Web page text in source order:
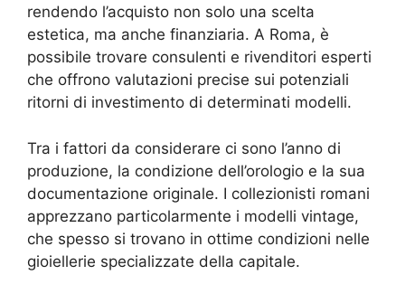
rendendo l’acquisto non solo una scelta
estetica, ma anche finanziaria. A Roma, è
possibile trovare consulenti e rivenditori esperti
che offrono valutazioni precise sui potenziali
ritorni di investimento di determinati modelli.
Tra i fattori da considerare ci sono l’anno di
produzione, la condizione dell’orologio e la sua
documentazione originale. I collezionisti romani
apprezzano particolarmente i modelli vintage,
che spesso si trovano in ottime condizioni nelle
gioiellerie specializzate della capitale.